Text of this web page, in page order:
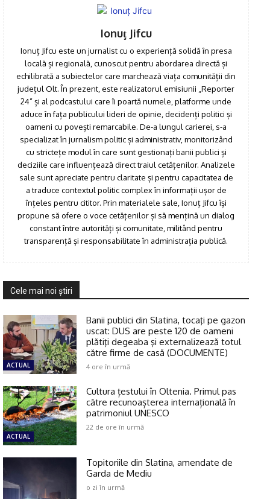
Click pe imagine
Ionuţ Jifcu
Ionuț Jifcu este un jurnalist cu o experiență solidă în presa
locală și regională, cunoscut pentru abordarea directă și
echilibrată a subiectelor care marchează viața comunității din
județul Olt. În prezent, este realizatorul emisiunii „Reporter
24” și al podcastului care îi poartă numele, platforme unde
aduce în fața publicului lideri de opinie, decidenți politici și
oameni cu povești remarcabile. De-a lungul carierei, s-a
specializat în jurnalism politic și administrativ, monitorizând
cu strictețe modul în care sunt gestionați banii publici și
deciziile care influențează direct traiul cetățenilor. Analizele
sale sunt apreciate pentru claritate și pentru capacitatea de
a traduce contextul politic complex în informații ușor de
înțeles pentru cititor. Prin materialele sale, Ionuț Jifcu își
propune să ofere o voce cetățenilor și să mențină un dialog
constant între autorități și comunitate, militând pentru
transparență și responsabilitate în administrația publică.
Cele mai noi ştiri
ACTUAL
Banii publici din Slatina, tocaţi pe gazon
uscat: DUS are peste 120 de oameni
plătiţi degeaba şi externalizează totul
către firme de casă (DOCUMENTE)
4 ore în urmă
ACTUAL
Cultura țestului în Oltenia. Primul pas
către recunoașterea internațională în
patrimoniul UNESCO
22 de ore în urmă
Topitoriile din Slatina, amendate de
Garda de Mediu
o zi în urmă